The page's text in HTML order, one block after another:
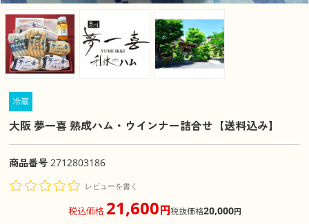
冷蔵
大阪 夢一喜 熟成ハム・ウインナー詰合せ【送料込み】
商品番号 2712803186
レビューを書く
税込価格 21,600円税抜価格20,000円